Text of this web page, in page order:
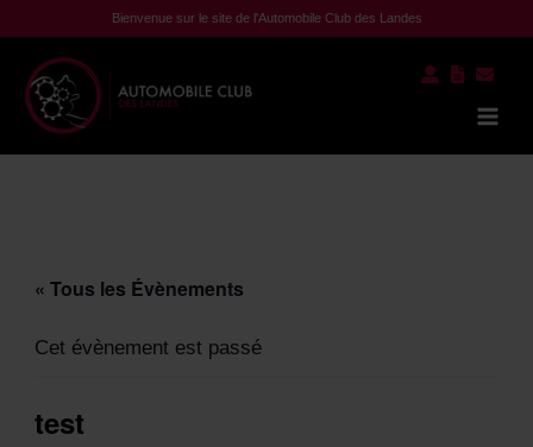
au
contenu
Bienvenue sur le site de l'Automobile Club des Landes
« Tous les Évènements
Cet évènement est passé
test